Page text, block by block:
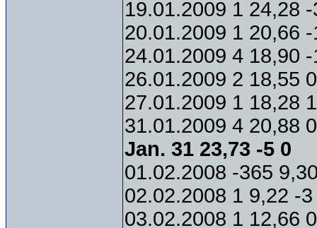
19.01.2009 1 24,28
20.01.2009 1 20,66
24.01.2009 4 18,90
26.01.2009 2 18,55
27.01.2009 1 18,28
31.01.2009 4 20,88
Jan. 31 23,73 -5 0
01.02.2008 -365
02.02.2008 1 9,22 -
03.02.2008 1 12,66